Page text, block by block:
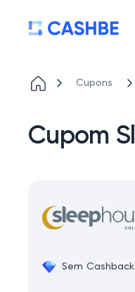
Cupons
Cupom
Sem Cashback